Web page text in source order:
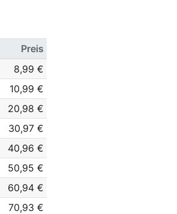
Preis
8,99 €
10,99 €
20,98 €
30,97 €
40,96 €
50,95 €
60,94 €
70,93 €